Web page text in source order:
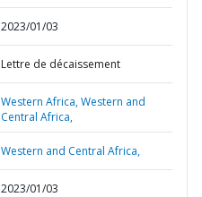
2023/01/03
Lettre de décaissement
Western Africa,Western and
Central Africa,
Western and Central Africa,
2023/01/03